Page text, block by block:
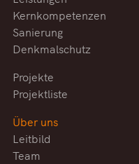
Kernkompetenzen
Sanierung
Denkmalschutz
Projekte
Projektliste
Über uns
Leitbild
Team